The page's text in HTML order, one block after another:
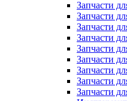
Запчасти
Запчасти
Запчасти
Запчасти
Запчасти
Расходные
Запчасти для
Назад